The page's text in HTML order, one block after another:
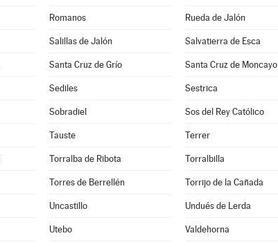
Romanos Rueda de Jalón
Salillas de Jalón Salvatierra de Esca
Santa Cruz de Grío Santa Cruz de Moncayo
Sediles Sestrica
Sobradiel Sos del Rey Católico
Tauste Terrer
Torralba de Ribota Torralbilla
Torres de Berrellén Torrijo de la Cañada
Uncastillo Undués de Lerda
Utebo Valdehorna